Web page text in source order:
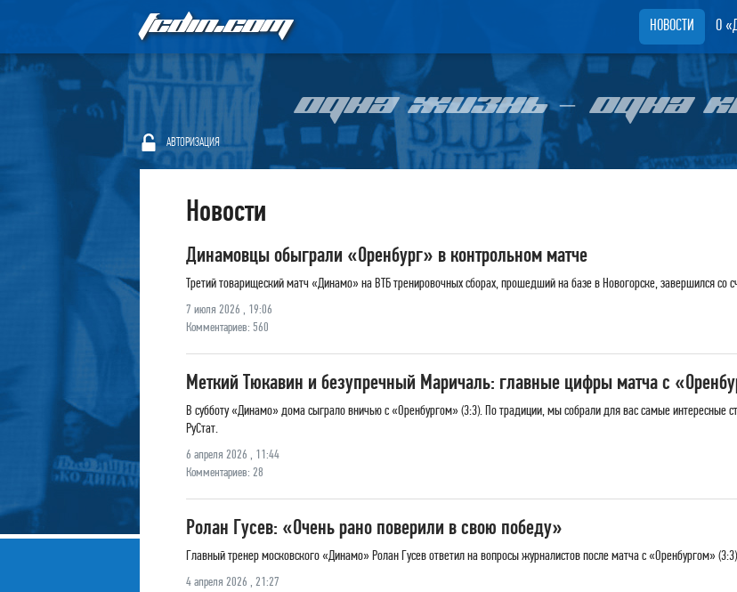
FCDIN.COM НОВОСТИ О
ОДНА ЖИЗНЬ – ОДНА
АВТОРИЗАЦИЯ
Новости
Динамовцы обыграли «Оренбург» в контрольном матче
Третий товарищеский матч «Динамо» на ВТБ тренировочных сборах, прошедший на базе в Новогорске, завершился со
7 июля 2026 , 19:06
Комментариев: 560
Меткий Тюкавин и безупречный Маричаль: главные цифры матча с
В субботу «Динамо» дома сыграло вничью с «Оренбургом» (3:3). По традиции, мы собрали для вас самые интересные
РуСтат.
6 апреля 2026 , 11:44
Комментариев: 28
Ролан Гусев: «Очень рано поверили в свою победу»
Главный тренер московского «Динамо» Ролан Гусев ответил на вопросы журналистов после матча с «Оренбургом»
4 апреля 2026 , 21:27